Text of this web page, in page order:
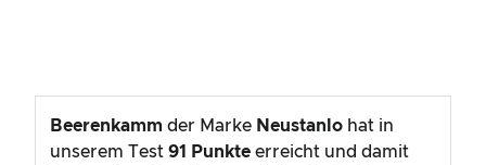
Beerenkamm der Marke Neustanlo hat in
unserem Test 91 Punkteerreicht und damit